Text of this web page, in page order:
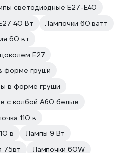
светодиодные E27-E40
40 Вт
Лампочки 60 ватт
60 вт
E27
форме груши
в форме груши
с колбой A60 белые
110 в
в
Лампы 9 Вт
75вт
Лампочки 60W